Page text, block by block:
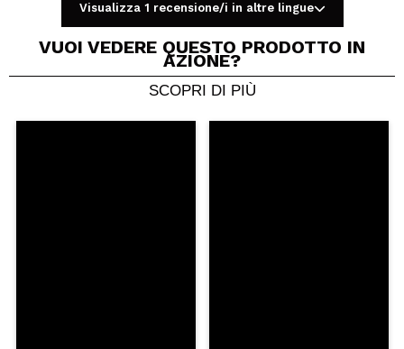
Condividi un video o una foto
Il tuo video potrebbe essere il primo. Immaginalo...
Visualizza 1 recensione/i in altre lingue
VUOI VEDERE QUESTO PRODOTTO IN
AZIONE?
SCOPRI DI PIÙ